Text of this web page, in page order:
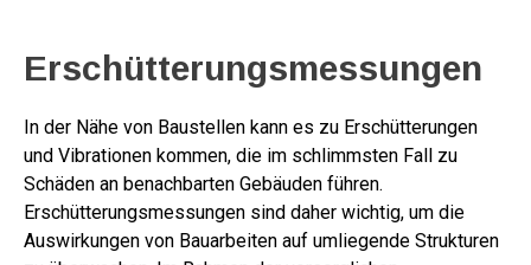
Erschütterungsmessungen
In der Nähe von Baustellen kann es zu Erschütterungen
und Vibrationen kommen, die im schlimmsten Fall zu
Schäden an benachbarten Gebäuden führen.
Erschütterungsmessungen sind daher wichtig, um die
Auswirkungen von Bauarbeiten auf umliegende Strukturen